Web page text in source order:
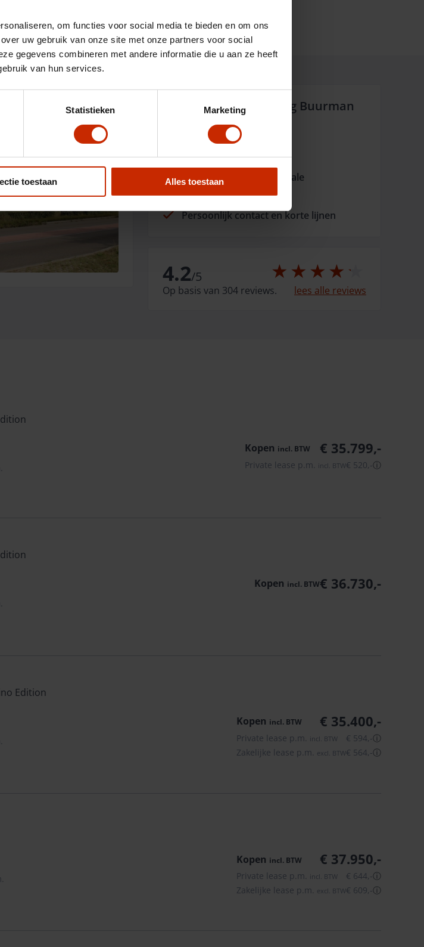
om functies voor social media te bieden en om ons
uw gebruik van onze site met onze partners voor social
gegevens combineren met andere informatie die u aan ze heeft
van hun services.
Statistieken Marketing
toestaan Alles toestaan
Waarom Auto Versteeg Buurman
Altijd dichtbij
Fysiek aanwezig met lokale
Persoonlijk contact en korte lijnen
4.2/5
Op basis van 304 reviews. lees alle reviews
Kopen incl. BTW € 35.799,-
Private lease p.m. incl. BTW€ 520,-ⓘ
Kopen incl. BTW€ 36.730,-
Edition
Kopen incl. BTW € 35.400,-
Private lease p.m. incl. BTW € 594,-ⓘ
Zakelijke lease p.m.
excl. BTW€ 564,-ⓘ
Kopen incl. BTW € 37.950,-
Private lease p.m. incl. BTW € 644,-ⓘ
Zakelijke lease p.m. excl. BTW€ 609,-ⓘ